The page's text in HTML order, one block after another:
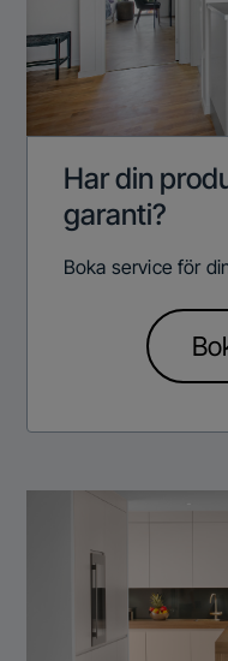
Har din
garanti?
Boka service för